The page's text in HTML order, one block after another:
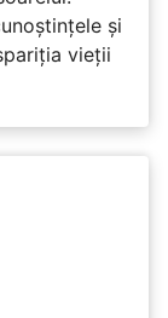
și
vieții